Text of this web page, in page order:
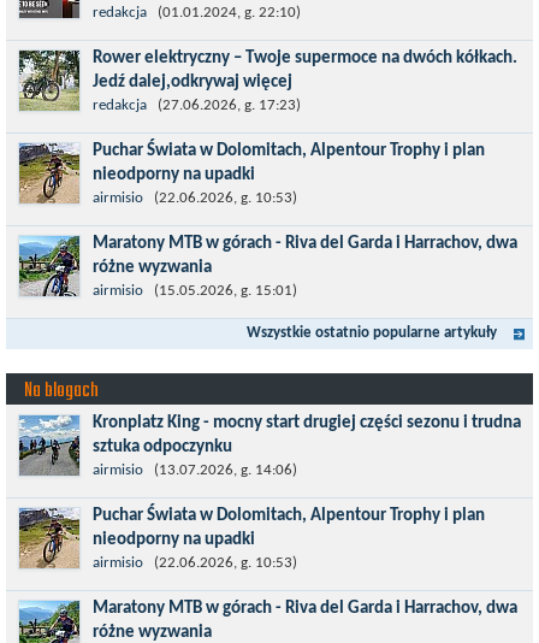
Temat bezpieczeństwa jazdy wchodzi na nowy poziom. Do tej
pory kask było odpowiedzialny przede wszystkim za
bezpieczeństwo rowerzysty, ochronę...
redakcja (01.01.2024, g. 22:10)
Rower elektryczny – Twoje supermoce na dwóch kółkach.
Jedź dalej,odkrywaj więcej
Marzenia o dalekich podróżach bez ogromnego zmęczenia stają
się rzeczywistością dzięki nowoczesnym technologiom ukrytym
w jednośladach....
redakcja (27.06.2026, g. 17:23)
Puchar Świata w Dolomitach, Alpentour Trophy i plan
nieodporny na upadki
Czerwiec w moim planie oznaczał wejście w najbardziej
wymagający etap i cel pierwszej części sezonu: Puchar Świata w
maratonie MTB w Dolomitach...
airmisio (22.06.2026, g. 10:53)
Maratony MTB w górach - Riva del Garda i Harrachov, dwa
różne wyzwania
Maj to idealny czas, by z płaskich i szybkich wyścigów przejść do
znacznie bardziej ambitnych wyzwań, jakimi są górskie wyścigi
airmisio (15.05.2026, g. 15:01)
Wszystkie ostatnio popularne artykuły
Na blogach
Kronplatz King - mocny start drugiej części sezonu i trudna
sztuka odpoczynku
Kronplatz King, epicki MTB Maraton z metą na 2275 m we
włoskich Alpach – łącznie 3000 metrów przewyższenia na
dystansie 60 km, ze...
airmisio (13.07.2026, g. 14:06)
Puchar Świata w Dolomitach, Alpentour Trophy i plan
nieodporny na upadki
Czerwiec w moim planie oznaczał wejście w najbardziej
wymagający etap i cel pierwszej części sezonu: Puchar Świata w
maratonie MTB w Dolomitach...
airmisio (22.06.2026, g. 10:53)
Maratony MTB w górach - Riva del Garda i Harrachov, dwa
różne wyzwania